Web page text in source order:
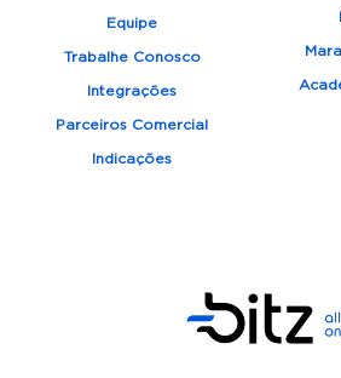
Equipe
Trabalhe Conosco
Integrações
Parceiros Comercial
Indicações